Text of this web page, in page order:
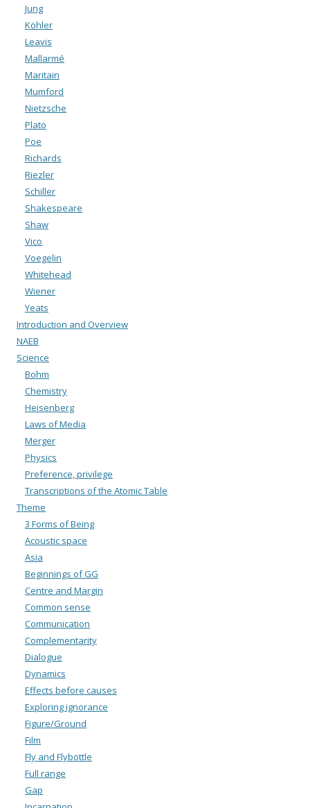
Jung
Köhler
Leavis
Mallarmé
Maritain
Mumford
Nietzsche
Plato
Poe
Richards
Riezler
Schiller
Shakespeare
Shaw
Vico
Voegelin
Whitehead
Wiener
Yeats
Introduction and Overview
NAEB
Science
Bohm
Chemistry
Heisenberg
Laws of Media
Merger
Physics
Preference, privilege
Transcriptions of the Atomic Table
Theme
3 Forms of Being
Acoustic space
Asia
Beginnings of GG
Centre and Margin
Common sense
Communication
Complementarity
Dialogue
Dynamics
Effects before causes
Exploring ignorance
Figure/Ground
Film
Fly and Flybottle
Full range
Gap